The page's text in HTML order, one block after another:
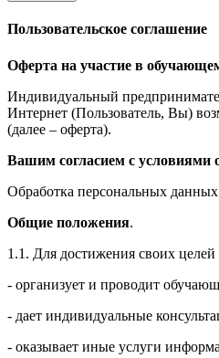
Пользовательское соглашение
Оферта на участие в
Индивидуальный
Интернет (Пользователь, Вы)
(далее – оферта).
Вашим согласием с условиями
Обработка персональных
Общие положения.
1.1. Для достижения своих
- организует и проводит
- дает индивидуальные
- оказывает иные услуги